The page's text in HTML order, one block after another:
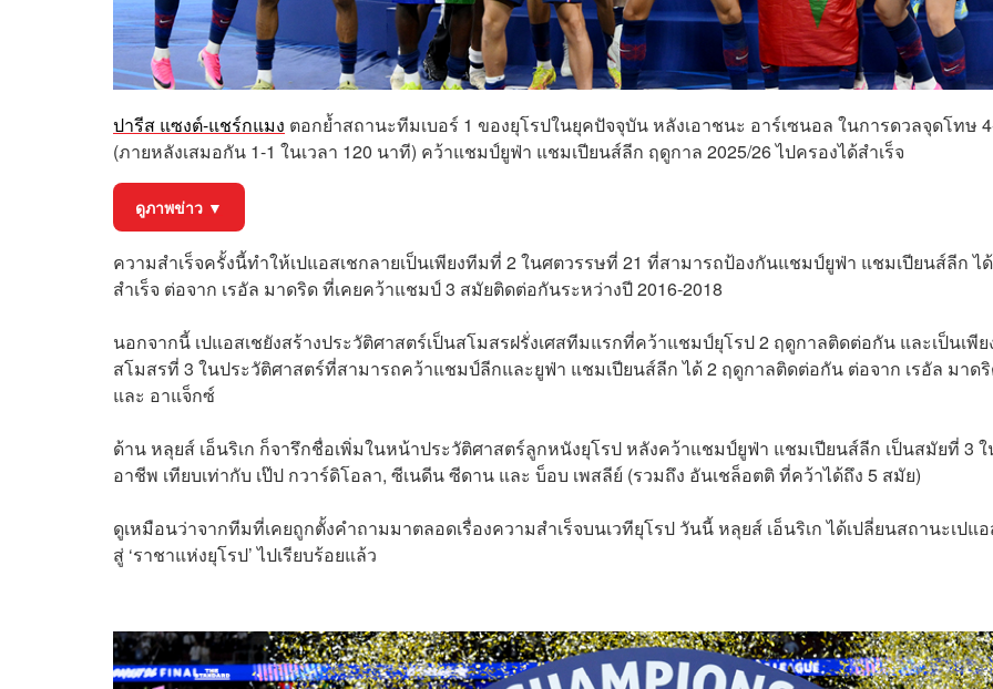
ปารีส แซงต์-แชร์กแมง ตอกย้ำสถานะทีมเบอร์ 1 ของยุโรปในยุคปัจจุบัน หลังเอาชนะ อาร์เซนอล ในการดวลจุดโทษ
(ภายหลังเสมอกัน 1-1 ในเวลา 120 นาที) คว้าแชมป์ยูฟ่า แชมเปียนส์ลีก ฤดูกาล 2025/26 ไปครองได้สำเร็จ
ดูภาพข่าว ▼
ความสำเร็จครั้งนี้ทำให้เปแอสเชกลายเป็นเพียงทีมที่ 2 ในศตวรรษที่ 21 ที่สามารถป้องกันแชมป์ยูฟ่า แชมเปียนส์ลีก ได้
สำเร็จ ต่อจาก เรอัล มาดริด ที่เคยคว้าแชมป์ 3 สมัยติดต่อกันระหว่างปี 2016-2018
นอกจากนี้ เปแอสเชยังสร้างประวัติศาสตร์เป็นสโมสรฝรั่งเศสทีมแรกที่คว้าแชมป์ยุโรป 2 ฤดูกาลติดต่อกัน และเป็นเพีย
สโมสรที่ 3 ในประวัติศาสตร์ที่สามารถคว้าแชมป์ลีกและยูฟ่า แชมเปียนส์ลีก ได้ 2 ฤดูกาลติดต่อกัน ต่อจาก เรอัล มาด
และ อาแจ็กซ์
ด้าน หลุยส์ เอ็นริเก ก็จารึกชื่อเพิ่มในหน้าประวัติศาสตร์ลูกหนังยุโรป หลังคว้าแชมป์ยูฟ่า แชมเปียนส์ลีก เป็นสมัยที่ 3
อาชีพ เทียบเท่ากับ เป๊ป กวาร์ดิโอลา, ซีเนดีน ซีดาน และ บ็อบ เพสลีย์ (รวมถึง อันเชล็อตติ ที่คว้าได้ถึง 5 สมัย)
ดูเหมือนว่าจากทีมที่เคยถูกตั้งคำถามมาตลอดเรื่องความสำเร็จบนเวทียุโรป วันนี้ หลุยส์ เอ็นริเก ได้เปลี่ยนสถานะเปแอ
สู่ ‘ราชาแห่งยุโรป’ ไปเรียบร้อยแล้ว